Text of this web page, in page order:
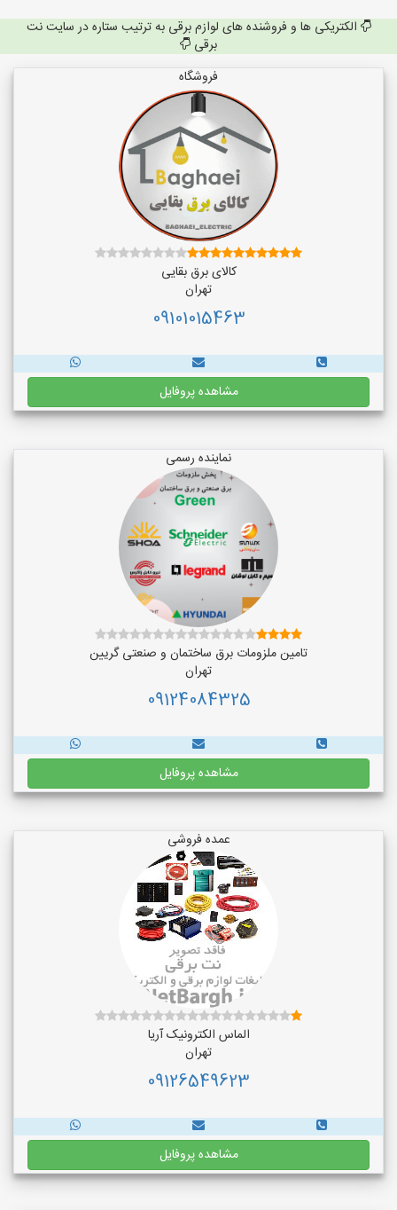
الکتریکی ها و فروشنده های لوازم برقی به ترتیب ستاره در سایت نت
برقی
فروشگاه
کالای برق بقایی
تهران
09101015463
مشاهده پروفایل
نماینده رسمی
تامین ملزومات برق ساختمان و صنعتی گریین
تهران
09124084325
مشاهده پروفایل
عمده فروشی
الماس الکترونیک آریا
تهران
09126549623
مشاهده پروفایل